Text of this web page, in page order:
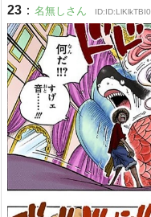
23 ： 名無しさん ID:ID:LlKlkTBI0